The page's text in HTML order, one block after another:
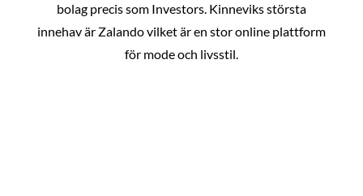
bolag precis som Investors. Kinneviks största
innehav är Zalando vilket är en stor online plattform
för mode och livsstil.